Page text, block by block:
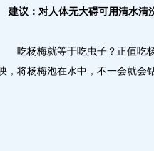
建议：对人体无大碍可用清水清
吃杨梅就等于吃虫子？正值吃杨
，将杨梅泡在水中，不一会就会